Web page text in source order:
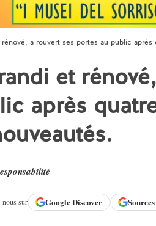
a rouvert ses portes au public
et
après
nous sur GoogleDiscover